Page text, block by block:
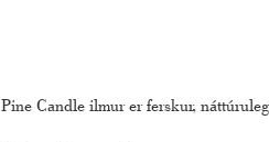
Pine Candle ilmur er ferskur,